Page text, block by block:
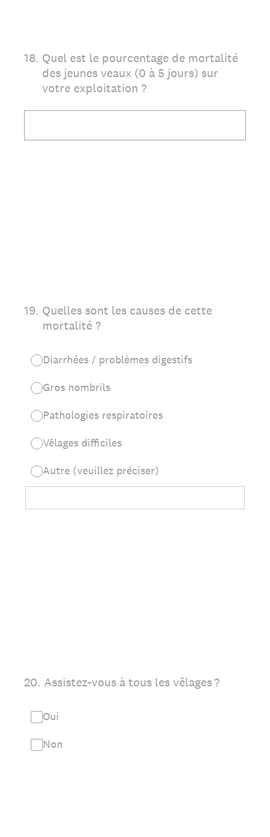
18. Quel est le pourcentage de mortalité
des jeunes veaux (0 à 5 jours) sur
votre exploitation ?
19. Quelles sont les causes de cette
mortalité ?
Diarrhées / problèmes digestifs
Gros nombrils
Pathologies respiratoires
Vêlages difficiles
Autre (veuillez préciser)
20. Assistez-vous à tous les vêlages ?
Oui
Non